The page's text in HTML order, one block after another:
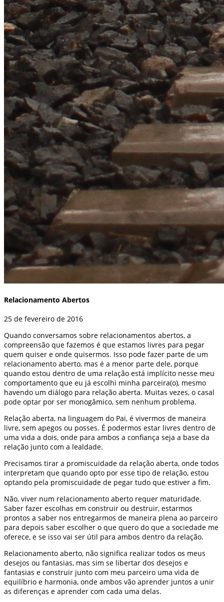
Relacionamento Abertos
25 de fevereiro de 2016
Quando conversamos sobre relacionamentos abertos, a
compreensão que fazemos é que estamos livres para pegar
quem quiser e onde quisermos. Isso pode fazer parte de um
relacionamento aberto, mas é a menor parte dele, porque
quando estou dentro de uma relação está implícito nesse meu
comportamento que eu já escolhi minha parceira(o), mesmo
havendo um diálogo para relação aberta. Muitas vezes, o casal
pode optar por ser monogâmico, sem nenhum problema.
Relação aberta, na linguagem do Pai, é vivermos de maneira
livre, sem apegos ou posses. É podermos estar livres dentro de
uma vida a dois, onde para ambos a confiança seja a base da
relação junto com a lealdade.
Precisamos tirar a promiscuidade da relação aberta, onde todos
interpretam que quando opto por esse tipo de relação, estou
optando pela promiscuidade de pegar tudo que estiver a fim.
Não, viver num relacionamento aberto requer maturidade.
Saber fazer escolhas em construir ou destruir, estarmos
prontos a saber nos entregarmos de maneira plena ao parceiro
para depois saber escolher o que quero do que a sociedade me
oferece, e se isso vai ser útil para ambos dentro da relação.
Relacionamento aberto, não significa realizar todos os meus
desejos ou fantasias, mas sim se libertar dos desejos e
fantasias e construir junto com meu parceiro uma vida de
equilíbrio e harmonia, onde ambos vão aprender juntos a unir
as diferenças e aprender com cada uma delas.